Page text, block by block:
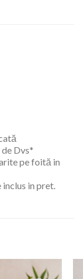
Dvs*
pe foită in
in pret.